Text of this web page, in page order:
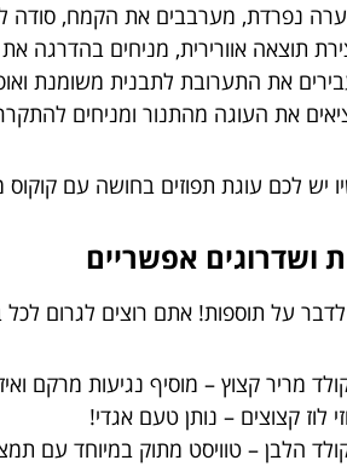
נפרדת, מערבבים את הקמח, סודה
תוצאה אוורירית, מניחים
את התערובת לתבנית משומנת ואופים במשך כ-40 דקות או עד
את העוגה מהתנור ומניחים
יש לכם עוגת תפוזים בחושה עם
ושדרוגים אפשריים
לדבר על תוספות! אתם רוצים לגרום
מריר קצוץ – מוסיף נגיעות מרקם
לוז קצוצים – נותן טעם אגדי!
הלבן – טוויסט מתוק במיוחד עם